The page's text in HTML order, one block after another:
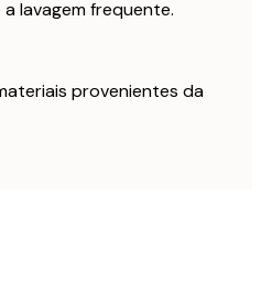
lavagem frequente.
provenientes da